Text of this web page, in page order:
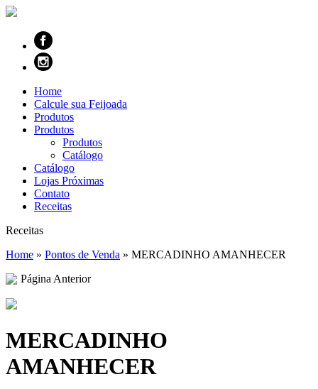
Home
Calcule sua Feijoada
Produtos
Produtos
Produtos
Catálogo
Catálogo
Lojas Próximas
Contato
Receitas
Receitas
Home » Pontos de Venda » MERCADINHO AMANHECER
Página Anterior
MERCADINHO
AMANHECER